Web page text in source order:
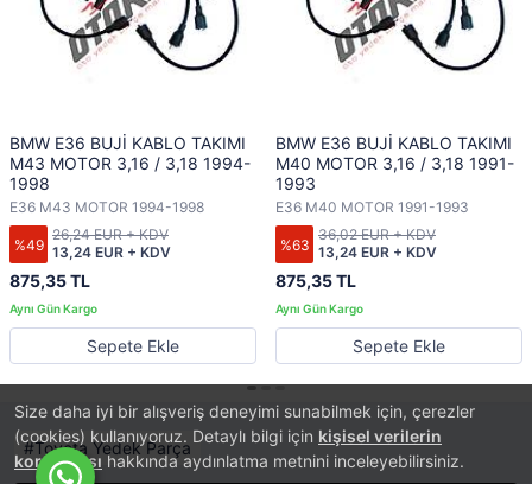
Size daha iyi bir alışveriş deneyimi sunabilmek için, çerezler
(cookies) kullanıyoruz. Detaylı bilgi için kişisel verilerin
korunmasıhakkında aydınlatma metnini inceleyebilirsiniz.
BMW E36 BUJİ KABLO TAKIMI
M43 MOTOR 3,16 / 3,18 1994-
1998
E36 M43 MOTOR 1994-1998
%49
875,35 TL
13,24 EUR + KDV
26,24 EUR + KDV
Sepete Ekle
BMW E36 BUJİ KABLO TAKIMI
M40 MOTOR 3,16 / 3,18 1991-
1993
E36 M40 MOTOR 1991-1993
%63
875,35 TL
13,24 EUR + KDV
36,02 EUR + KDV
Sepete Ekle
Toyota Yedek Parça